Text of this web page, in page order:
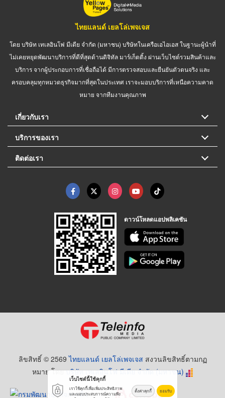
ไทยแลนด์ เยลโล่เพจเจส
โดย บริษัท เทเลอินโฟ มีเดีย จำกัด (มหาชน) บริษัทในเครือเอไอเอส ในฐานะผู้นำที่
ไม่เคยหยุดพัฒนาบริการที่ดีที่สุดด้านดิจิทัล มาร์เก็ตติ้ง ผ่านเว็บไซต์รวมสินค้าและ
บริการ จากผู้ประกอบการที่เชื่อถือได้ มีการตรวจสอบและยืนยันตัวตนจริง และ
ครอบคลุมทุกหมวดธุรกิจมากที่สุดในประเทศ เราจะมอบบริการที่เหนือความคาด
หมาย จากทีมงานคุณภาพ
เกี่ยวกับเรา
บริการของเรา
ติดต่อเรา
ดาวน์โหลดแอปพลิเคชัน
ลิขสิทธิ์ © 2569ไทยแลนด์ เยลโล่เพจเจส สงวนลิขสิทธิ์ตามกฏ
หมาย โดยบริษัท เทเลอินโฟ มีเดีย จำกัด (มหาชน)
เว็บไซต์นี้ใช้คุกกี้
เราใช้คุกกี้เพื่อเพิ่มประสิทธิภาพ
และมอบประสบการณ์ความพึง
ตั้งค่าคุกกี้ ยอมรับ